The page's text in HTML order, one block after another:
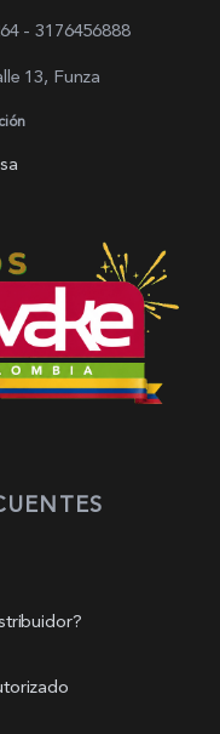
- 3176456888
13, Funza